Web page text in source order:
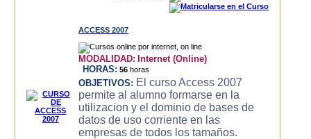
ACCESS 2007
MODALIDAD: Internet (Online)
HORAS: 56 horas
OBJETIVOS: El curso Access 2007
permite al alumno formarse en la
utilizacion y el dominio de bases de
datos de uso corriente en las
empresas de todos los tamaños.